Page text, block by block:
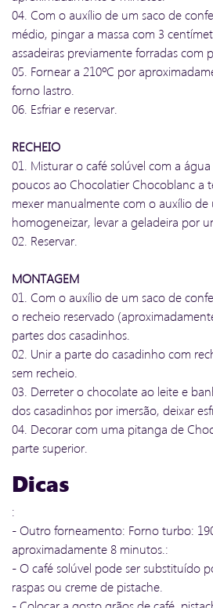
04. Com o auxílio de um saco de
médio, pingar a massa com 3
assadeiras previamente forradas com
05. Fornear a 210ºC por
forno lastro.
06. Esfriar e reservar.
RECHEIO
01. Misturar o café solúvel com a
poucos ao Chocolatier Chocoblanc a
mexer manualmente com o auxílio de
homogeneizar, levar a geladeira por
02. Reservar.
MONTAGEM
01. Com o auxílio de um saco de
o recheio reservado
partes dos casadinhos.
02. Unir a parte do casadinho com
sem recheio.
03. Derreter o chocolate ao leite e
dos casadinhos por imersão, deixar
04. Decorar com uma pitanga de
parte superior.
Dicas
:
- Outro forneamento: Forno turbo:
aproximadamente 8 minutos.:
- O café solúvel pode ser substituído
raspas ou creme de pistache.